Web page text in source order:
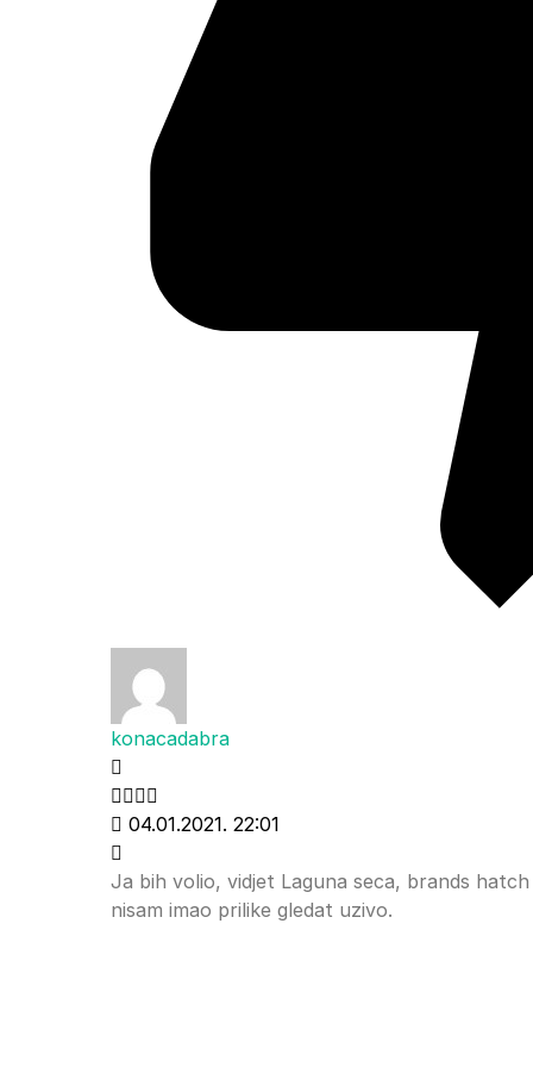
konacadabra
04.01.2021. 22:01
Ja bih volio, vidjet Laguna seca, brands
nisam imao prilike gledat uzivo.